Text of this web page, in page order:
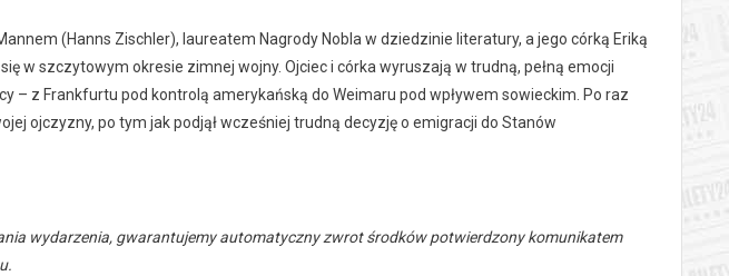
(Hanns Zischler), laureatem Nagrody Nobla w dziedzinie literatury, a jego córką Eriką
w szczytowym okresie zimnej wojny. Ojciec i córka wyruszają w trudną, pełną emocji
– z Frankfurtu pod kontrolą amerykańską do Weimaru pod wpływem sowieckim. Po raz
ojczyzny, po tym jak podjął wcześniej trudną decyzję o emigracji do Stanów
wydarzenia, gwarantujemy automatyczny zwrot środków potwierdzony komunikatem